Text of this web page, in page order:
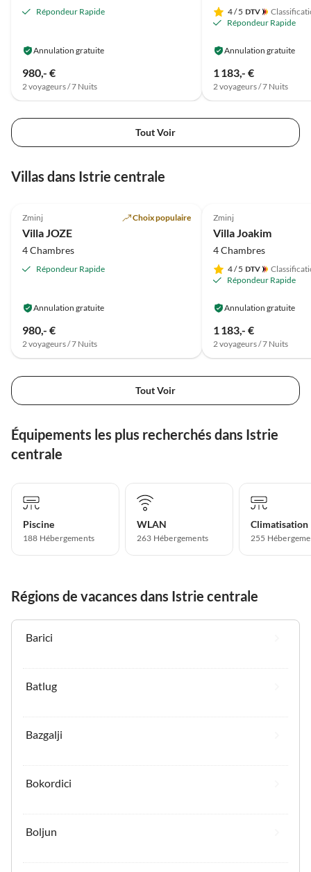
Répondeur Rapide
Annulation gratuite
980,- €
2 voyageurs / 7 Nuits
4/ 5
Répondeur Rapide
Annulation gratuite
1 183,- €
2 voyageurs / 7 Nuits
Tout Voir
Villas dans Istrie centrale
Zminj Choix populaire
Villa JOZE
4 Chambres
Répondeur Rapide
Annulation gratuite
980,- €
2 voyageurs / 7 Nuits
Zminj
Villa Joakim
4 Chambres
4/ 5
Répondeur Rapide
Annulation gratuite
1 183,- €
2 voyageurs / 7 Nuits
Tout Voir
Équipements les plus recherchés dans Istrie
centrale
Piscine
188 Hébergements
WLAN
263 Hébergements
Climatisation
255
Régions de vacances dans Istrie centrale
Barici
Batlug
Bazgalji
Bokordici
Boljun